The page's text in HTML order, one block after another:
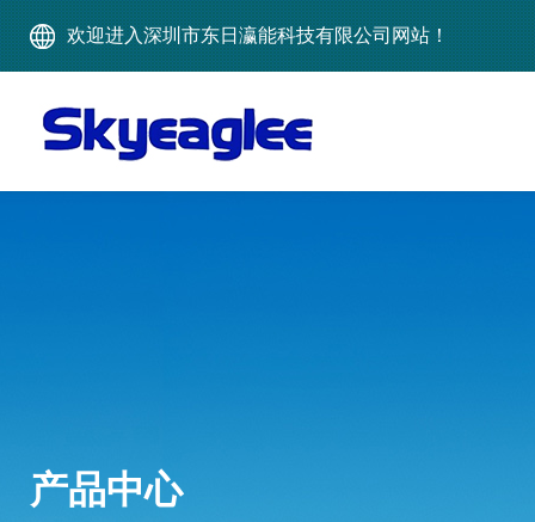
欢迎进入深圳市东日瀛能科技有限公司网站！
产品中心